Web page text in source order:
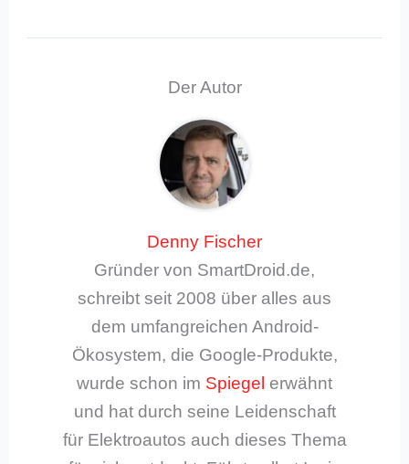
Der Autor
Denny Fischer
Gründer von SmartDroid.de,
schreibt seit 2008 über alles aus
dem umfangreichen Android-
Ökosystem, die Google-Produkte,
wurde schon im Spiegel erwähnt
und hat durch seine Leidenschaft
für Elektroautos auch dieses Thema